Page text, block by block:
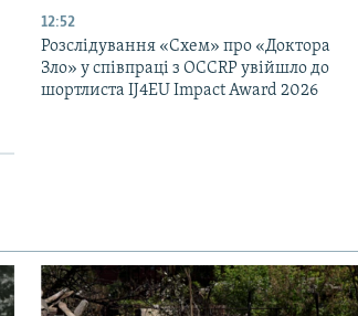
12:52
Розслідування «Схем» про «Доктора
Зло» у співпраці з OCCRP увійшло до
шортлиста IJ4EU Impact Award 2026